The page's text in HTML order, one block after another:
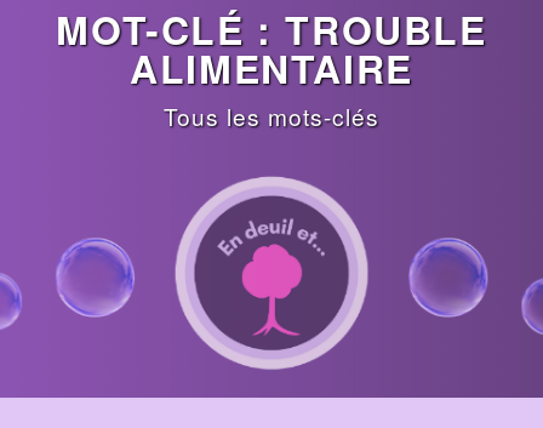
MOT-CLÉ : TROUBLE
ALIMENTAIRE
Tous les mots-clés